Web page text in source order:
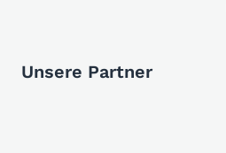
Unsere Partner